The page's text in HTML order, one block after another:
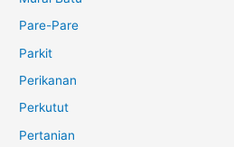
Pare-Pare
Parkit
Perikanan
Perkutut
Pertanian